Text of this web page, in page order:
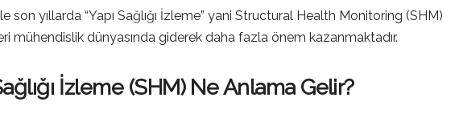
son yıllarda “Yapı Sağlığı İzleme” yani Structural Health Monitoring (SHM)
mühendislik dünyasında giderek daha fazla önem kazanmaktadır.
İzleme (SHM) Ne Anlama Gelir?